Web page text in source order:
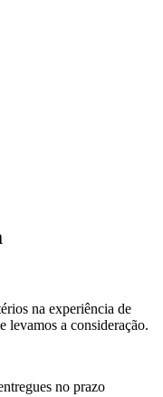
na experiência de
levamos a consideração.
no prazo